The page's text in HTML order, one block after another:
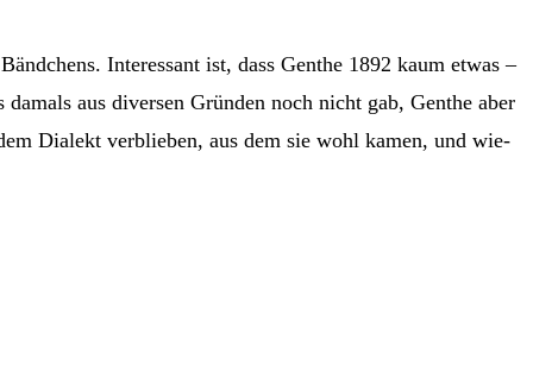
Inter­es­sant ist, dass Gen­the 1892 kaum etwas –
damals aus diver­sen Grün­den noch nicht gab, Gen­the aber
Dia­lekt ver­blie­ben, aus dem sie wohl kamen, und wie­